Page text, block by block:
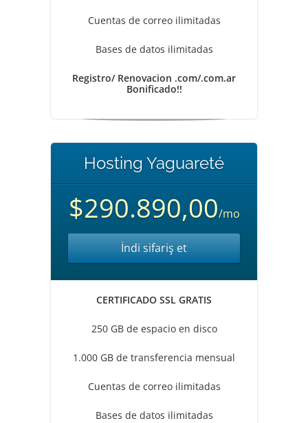
Cuentas de correo ilimitadas
Bases de datos ilimitadas
Registro/ Renovacion .com/.com.ar
Bonificado!!
Hosting Yaguareté
$290.890,00/mo
İndi sifariş et
CERTIFICADO SSL GRATIS
250 GB de espacio en disco
1.000 GB de transferencia mensual
Cuentas de correo ilimitadas
Bases de datos ilimitadas